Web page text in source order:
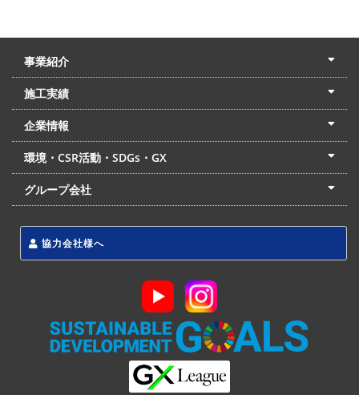
事業紹介
土木本部
建築本部
PPP・PFI
リフォーム・リノベーション
中村建設の家
施工実績
土木部門
建築部門
リフォーム部門
住宅部門
名古屋支店
東京支店
企業情報
会社概要
経営理念
沿革
リクルート
最新情報
お問合せ
環境・CSR活動・SDGs・GX
LSS流動化処理工法
CSR・SDGs・GX
発電事業
次世代ZEBオフィス
グループ会社
協力会社様へ